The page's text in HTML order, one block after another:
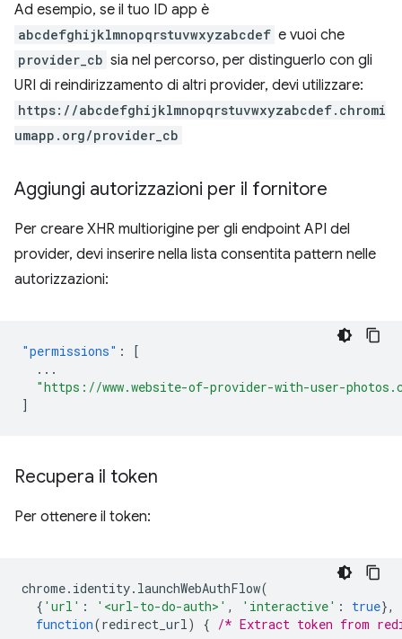
Ad esempio, se il tuo ID app è
abcdefghijklmnopqrstuvwxyzabcdef e vuoi che
provider_cb sia nel percorso, per distinguerlo con gli
URI di reindirizzamento di altri provider, devi utilizzare:
https://abcdefghijklmnopqrstuvwxyzabcdef.chromi
umapp.org/provider_cb
Aggiungi autorizzazioni per il fornitore
Per creare XHR multiorigine per gli endpoint API del
provider, devi inserire nella lista consentita pattern nelle
autorizzazioni:
"permissions" :
[
...
"https://www.website-of-provider-with-user-
]
Recupera il token
Per ottenere il token:
chrome. identity. launchWebAuthFlow(
{ 'url' : '<url-to-do-auth>' , 'interactive' : true},
function(redirect_url) { /* Extract token from